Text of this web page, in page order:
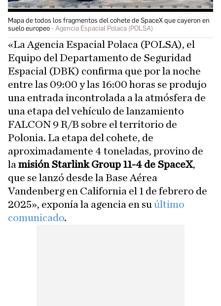
Mapa de todos los fragmentos del cohete de SpaceX que cayeron en
suelo europeo
Agencia Espacial Polaca (POLSA)
«La Agencia Espacial Polaca (POLSA), el
Equipo del Departamento de Seguridad
Espacial (DBK) confirma que por la noche
entre las 09:00 y las 16:00 horas se produjo
una entrada incontrolada a la atmósfera de
una etapa del vehículo de lanzamiento
FALCON 9 R/B sobre el territorio de
Polonia. La etapa del cohete, de
aproximadamente 4 toneladas, provino de
la misión Starlink Group 11-4 de SpaceX,
que se lanzó desde la Base Aérea
Vandenberg en California el 1 de febrero de
2025», exponía la agencia en su último
comunicado.